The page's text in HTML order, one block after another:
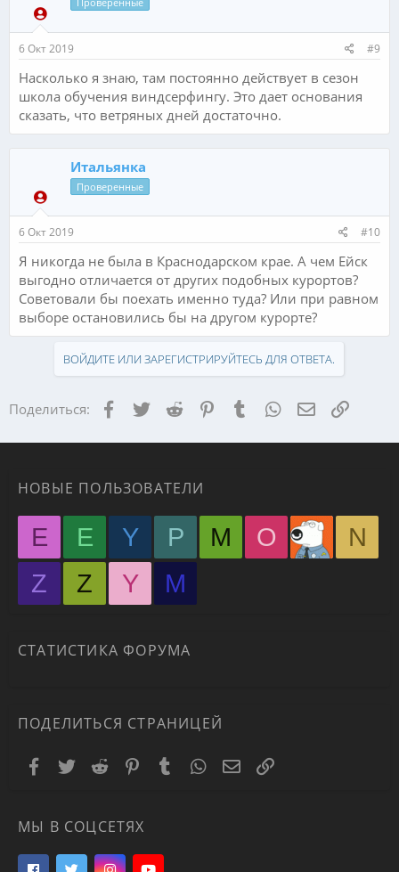
6 Окт 2019 #9
Насколько я знаю, там постоянно действует в сезон
школа обучения виндсерфингу. Это дает основания
сказать, что ветряных дней достаточно.
Итальянка
Проверенные
6 Окт 2019 #10
Я никогда не была в Краснодарском крае. А чем Ейск
выгодно отличается от других подобных курортов?
Советовали бы поехать именно туда? Или при равном
выборе остановились бы на другом курорте?
ВОЙДИТЕ ИЛИ ЗАРЕГИСТРИРУЙТЕСЬ ДЛЯ ОТВЕТА.
Поделиться: Facebook
TwitterReddit PinterestTumblr WhatsApp Ссылка
НОВЫЕ ПОЛЬЗОВАТЕЛИ
E E Y P M O
N
Z
Z Y М
СТАТИСТИКА ФОРУМА
ПОДЕЛИТЬСЯ СТРАНИЦЕЙ
Facebook
TwitterReddit PinterestTumblrWhatsAppЭлектронная почта
Ссылка
МЫ В СОЦСЕТЯХ